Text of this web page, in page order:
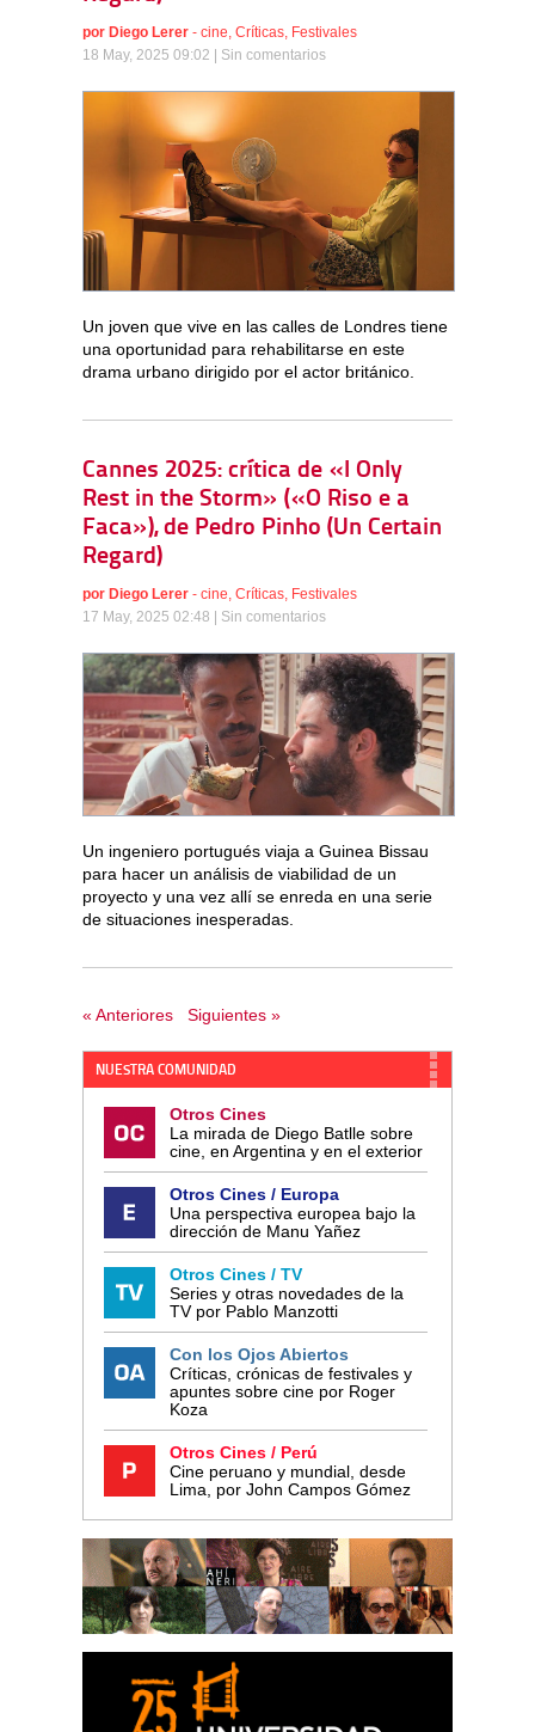
por Diego Lerer - cine Críticas Festivales
18 May, 2025 09:02 | Sin comentarios
Un joven que vive en las calles de Londres tiene
una oportunidad para rehabilitarse en este
drama urbano dirigido por el actor británico.
Cannes 2025: crítica de «I Only
Rest in the Storm» («O Riso e a
Faca»), de Pedro Pinho (Un Certain
Regard)
por Diego Lerer - cine, Críticas, Festivales
17 May, 2025 02:48 | Sin comentarios
Un ingeniero portugués viaja a Guinea Bissau
para hacer un análisis de viabilidad de un
proyecto y una vez allí se enreda en una serie
de situaciones inesperadas.
« Anteriores Siguientes »
NUESTRA COMUNIDAD
Otros Cines
La mirada de Diego Batlle sobre
cine, en Argentina y en el exterior
Otros Cines / Europa
Una perspectiva europea bajo la
dirección de Manu Yañez
Otros Cines / TV
Series y otras novedades de la
TV por Pablo Manzotti
Con los Ojos Abiertos
Críticas, crónicas de festivales y
apuntes sobre cine por Roger
Koza
Otros Cines / Perú
Cine peruano y mundial, desde
Lima, por John Campos Gómez